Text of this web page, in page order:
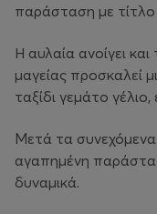
παράσταση με τίτλο
Η αυλαία ανοίγει
μαγείας προσκαλεί
ταξίδι γεμάτο
Μετά τα συνεχόμενα
αγαπημένη
δυναμικά.